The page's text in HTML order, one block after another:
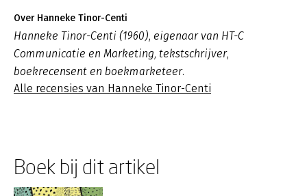
Over Hanneke Tinor-Centi
Hanneke Tinor-Centi (1960), eigenaar van HT-C
Communicatie en Marketing, tekstschrijver,
boekrecensent en boekmarketeer.
Alle recensies van Hanneke Tinor-Centi
Boek bij dit artikel